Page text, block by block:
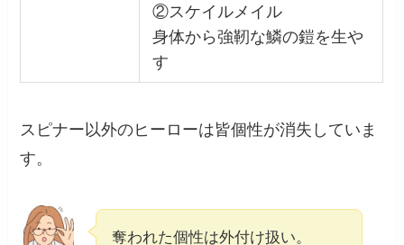
②スケイルメイル
身体から強靭な鱗の鎧を生や
す
スピナー以外のヒーローは皆個性が消失していま
す。
奪われた個性は外付け扱い。